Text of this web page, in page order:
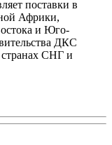
поставки в
Африки,
и Юго-
ДКС
СНГ и